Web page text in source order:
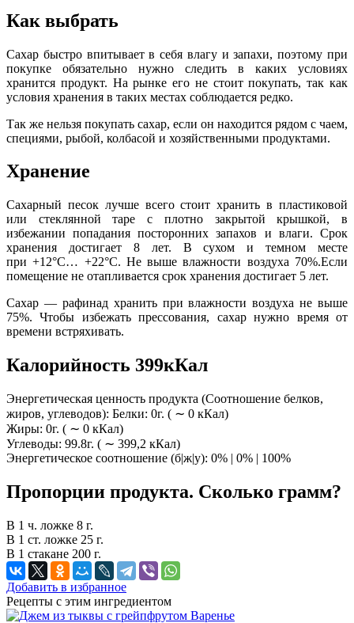
Как выбрать
Сахар быстро впитывает в себя влагу и запахи, поэтому при
покупке обязательно нужно следить в каких условиях
хранится продукт. На рынке его не стоит покупать, так как
условия хранения в таких местах соблюдается редко.
Так же нельзя покупать сахар, если он находится рядом с чаем,
специями, рыбой, колбасой и хозяйственными продуктами.
Хранение
Сахарный песок лучше всего стоит хранить в пластиковой
или стеклянной таре с плотно закрытой крышкой, в
избежании попадания посторонних запахов и влаги. Срок
хранения достигает 8 лет. В сухом и темном месте
при +12°C… +22°C. Не выше влажности воздуха 70%.Если
помещение не отапливается срок хранения достигает 5 лет.
Сахар — рафинад хранить при влажности воздуха не выше
75%. Чтобы избежать прессования, сахар нужно время от
времени встряхивать.
Калорийность 399кКал
Энергетическая ценность продукта (Соотношение белков,
жиров, углеводов): Белки: 0г. ( ∼ 0 кКал)
Жиры: 0г. ( ∼ 0 кКал)
Углеводы: 99.8г. ( ∼ 399,2 кКал)
Энергетическое соотношение (б|ж|у): 0% | 0% | 100%
Пропорции продукта. Сколько грамм?
В 1 ч. ложке 8 г.
В 1 ст. ложке 25 г.
В 1 стакане 200 г.
Добавить в избранное
Рецепты с этим ингредиентом
Варенье